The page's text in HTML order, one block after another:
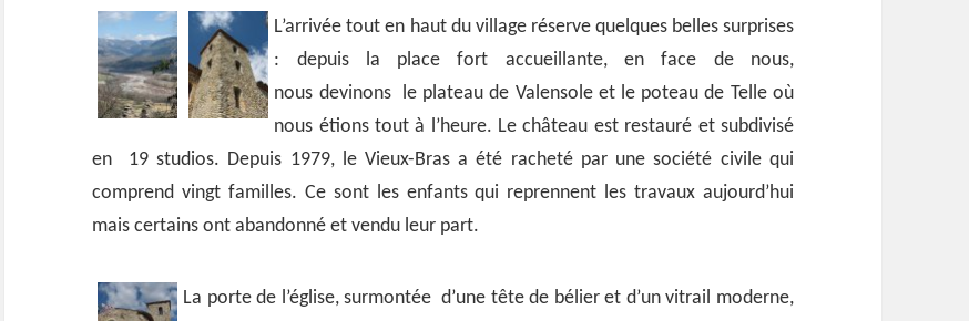
L’arrivée tout en haut du village réserve quelques belles surprises
: depuis la place fort accueillante, en face de nous,
nous devinons le plateau de Valensole et le poteau de Telle où
nous étions tout à l’heure. Le château est restauré et subdivisé
en 19 studios. Depuis 1979, le Vieux-Bras a été racheté par une société civile qui
comprend vingt familles. Ce sont les enfants qui reprennent les travaux aujourd’hui
mais certains ont abandonné et vendu leur part.
La porte de l’église, surmontée d’une tête de bélier et d’un vitrail moderne,